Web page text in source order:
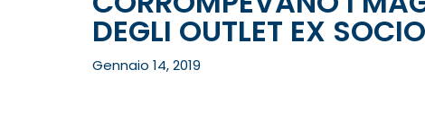
DEGLI OUTLET EX
Gennaio 14, 2019